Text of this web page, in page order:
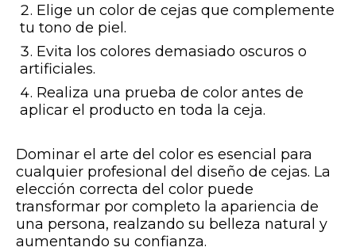
Elige un color de cejas que complemente
tu tono de piel.
Evita los colores demasiado oscuros o
artificiales.
Realiza una prueba de color antes de
aplicar el producto en toda la ceja.
Dominar el arte del color es esencial para
cualquier profesional del diseño de cejas. La
elección correcta del color puede
transformar por completo la apariencia de
una persona, realzando su belleza natural y
aumentando su confianza.